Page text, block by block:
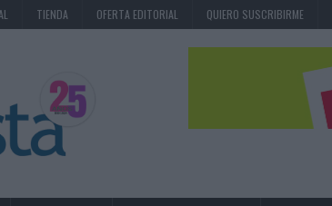
TIENDA OFERTA EDITORIAL QUIERO SUSCRIBIRME